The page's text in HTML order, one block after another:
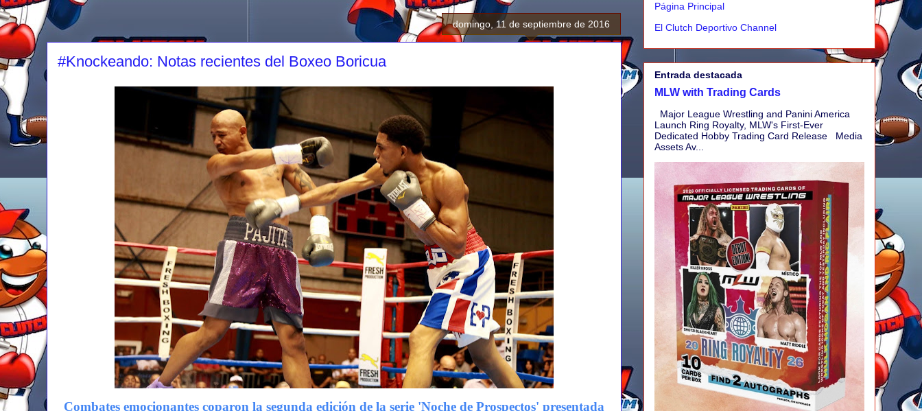
domingo, 11 de septiembre de 2016
#Knockeando: Notas recientes del Boxeo Boricua
Combates emocionantes coparon la segunda edición de la serie 'Noche de Prospectos' presentada
Página Principal
El Clutch Deportivo Channel
Entrada destacada
MLW with Trading Cards
Major League Wrestling and Panini America
Launch Ring Royalty, MLW's First-Ever
Dedicated Hobby Trading Card Release Media
Assets Av...